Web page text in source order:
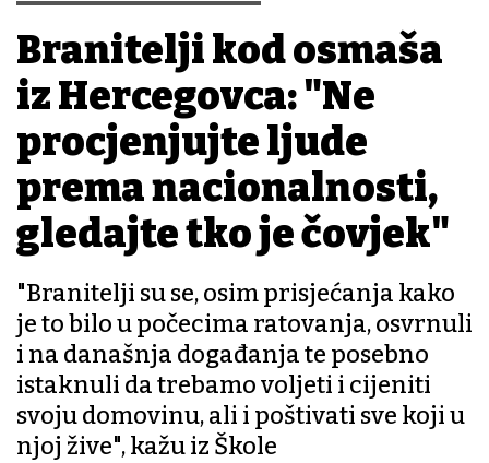
Branitelji kod osmaša
iz Hercegovca: "Ne
procjenjujte ljude
prema nacionalnosti,
gledajte tko je čovjek"
"Branitelji su se, osim prisjećanja kako
je to bilo u počecima ratovanja, osvrnuli
i na današnja događanja te posebno
istaknuli da trebamo voljeti i cijeniti
svoju domovinu, ali i poštivati sve koji u
njoj žive", kažu iz Škole